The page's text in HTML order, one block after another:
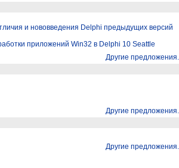
и нововведения Delphi предыдущих версий
приложений Win32 в Delphi 10 Seattle
Другие предложения...
Другие предложения...
Другие предложения...